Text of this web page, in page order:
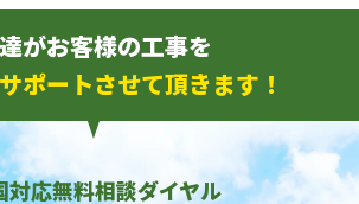
がお客様の工事を
ポートさせて頂きます！
対応無料相談ダイヤル